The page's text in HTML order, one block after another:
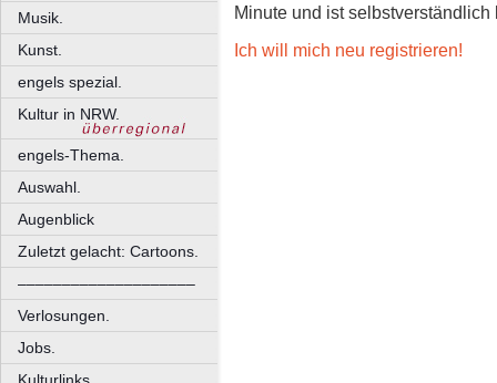
Musik.
Kunst.
engels spezial.
Kultur in NRW.
engels-Thema.
Auswahl.
Augenblick
Zuletzt gelacht: Cartoons.
––––––––––––––––––––
Verlosungen.
Jobs.
Minute und ist selbstverständlich
Ich will mich neu registrieren!